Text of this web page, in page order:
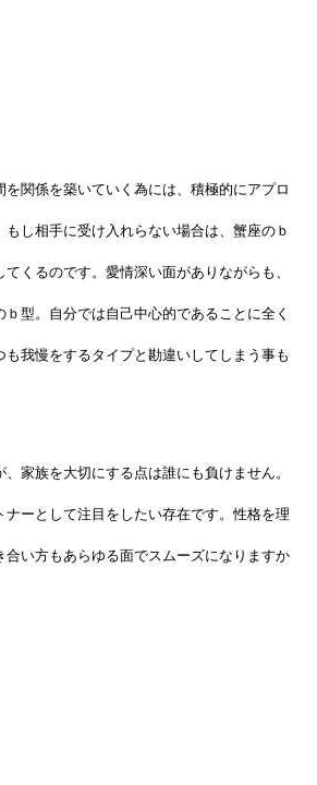
関係を築いていく為には、積極的にアプロ
もし相手に受け入れらない場合は、蟹座のｂ
くるのです。愛情深い面がありながらも、
型。自分では自己中心的であることに全く
我慢をするタイプと勘違いしてしまう事も
家族を大切にする点は誰にも負けません。
ナーとして注目をしたい存在です。性格を理
合い方もあらゆる面でスムーズになりますか